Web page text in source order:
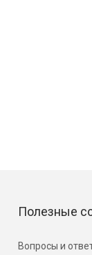
Полезные
Вопросы и